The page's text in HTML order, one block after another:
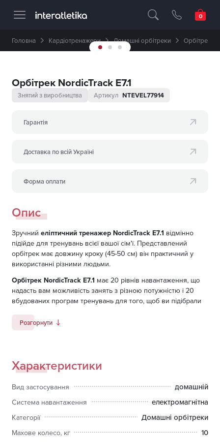
Професійне спортивне обладнання
Головна Кардіотренажери Домашні орбітреки Орбітрек
Орбітрек NordicTrack E7.1
Знятий з виробництва Артикул NTEVEL77914
Гарантія
Доставка по всій Україні
Форма оплати
Опис
Зручний еліптичний тренажер NordicTrack E7.1 відмінно
підійде для тренувань всієї вашої сім'ї. Представлений
орбітрек має довжину кроку (45-50 см) він практичний у
використанні різними людьми.
Орбітрек NordicTrack E7.1 має 20 рівнів навантаження, що
надасть вам можливість занять з різною потужністю і 20
вбудованих програм тренувань для того, щоб ви підібрали
відрегулювати кут нахилу рампи (від 0 до 20 градусів) і
всі основні показники. Рукоятки тренажера оснащені
Вбудована акустична система з стереодинаміками, а також
можливість підключення IPod або Mp3 зроблять ваше
Розгорнути
Характеристики
Вид застосування домашній
Система навантаження електромагнітна
Категорії Домашні орбітреки
Махове колесо, кг 10